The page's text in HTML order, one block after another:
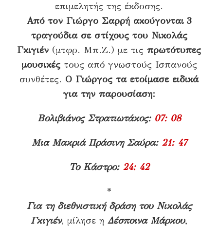
επιμελητής της έκδοσης.
Από τον Γιώργο Σαρρή ακούγονται 3
τραγούδια σε στίχους του Νικολάς
Γκιγιέν (μτφρ. Μπ.Ζ.) με τις πρωτότυπες
μουσικέςτους από γνωστούς Ισπανούς
συνθέτες. Ο Γιώργος τα ετοίμασε ειδικά
για την παρουσίαση:
Βολιβιάνος Στρατιωτάκος: 07: 08
Μια Μακριά Πράσινη Σαύρα: 21: 47
Το Κάστρο: 24: 42
*
Για τη διεθνιστική δράση του Νικολάς
Γκιγιέν, μίλησε η Δέσποινα Μάρκου,